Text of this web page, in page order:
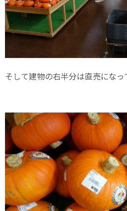
そして建物の右半分は直売になっ